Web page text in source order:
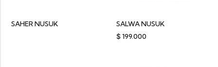
SAHER NUSUK SALWA NUSUK
$199.000